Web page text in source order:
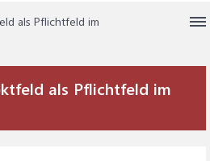
als Pflichtfeld im
als Pflichtfeld im